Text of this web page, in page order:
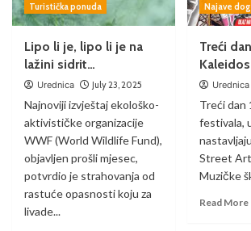
Turistička ponuda
Lipo li je, lipo li je na
lažini sidrit…
Urednica July 23, 2025
Najnoviji izvještaj ekološko-
aktivističke organizacije
WWF (World Wildlife Fund),
objavljen prošli mjesec,
potvrdio je strahovanja od
rastuće opasnosti koju za
livade...
Najave
Treći
Urednica
Treći dan
festivala,
Street
Muzičke
Read More